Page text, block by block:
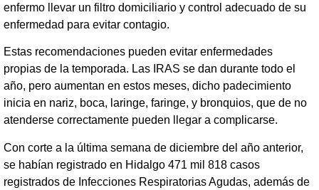
enfermo llevar un filtro domiciliario y control adecuado de su
enfermedad para evitar contagio.
Estas recomendaciones pueden evitar enfermedades
propias de la temporada. Las IRAS se dan durante todo el
año, pero aumentan en estos meses, dicho padecimiento
inicia en nariz, boca, laringe, faringe, y bronquios, que de no
atenderse correctamente pueden llegar a complicarse.
Con corte a la última semana de diciembre del año anterior,
se habían registrado en Hidalgo 471 mil 818 casos
registrados de Infecciones Respiratorias Agudas, además de